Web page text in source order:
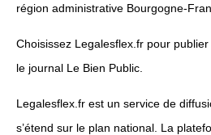
région administrative Bourgogne-
Choisissez Legalesflex.fr pour
le journal Le Bien Public.
Legalesflex.fr est un service de
s’étend sur le plan national. La